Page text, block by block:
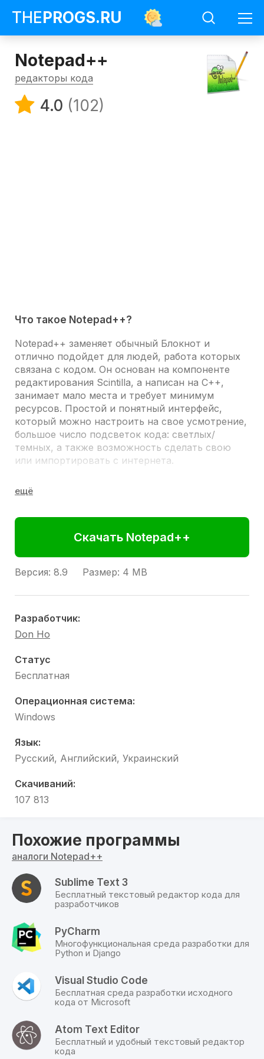
THEPROGS.RU
Notepad++
редакторы кода
4.0 (102)
Что такое Notepad++?
Notepad++ заменяет обычный Блокнот и
отлично подойдет для людей, работа которых
связана с кодом. Он основан на компоненте
редактирования Scintilla, а написан на C++,
занимает мало места и требует минимум
ресурсов. Простой и понятный интерфейс,
который можно настроить на свое усмотрение,
большое число подсветок кода: светлых/
темных, а также возможность сделать свою
или импортировать с интернета.
Скачать Notepad++ rus можно только для
Windows. Он поддерживает много языков,
ОСНОВНЫЕ ОСОБЕННОСТИ NOTEPAD++
Поиск и замена кода по регулярному
настраивается
Карта Документа
Авто-завершение: завершение слов, функций
и подсказки параметров функций
Множество вкладок(табов) и разделение
осного рабочего окна на несколько
Мультиязычная среда
Закладки
Макро запись и воспроизведение
Запуск с различными аргументами
Скачать Notepad++
Версия: 8.9 Размер: 4 MB
Разработчик:
Don Ho
Статус
Бесплатная
Операционная система:
Windows
Язык:
Русский, Английский, Украинский
Скачиваний:
107 813
Похожие программы
аналоги Notepad++
Sublime Text 3
Бесплатный текстовый редактор кода для
разработчиков
PyCharm
Многофункциональная среда разработки для
Python и Django
Visual Studio Code
Бесплатная среда разработки исходного
кода от Microsoft
Atom Text Editor
Бесплатный и удобный текстовый редактор
кода